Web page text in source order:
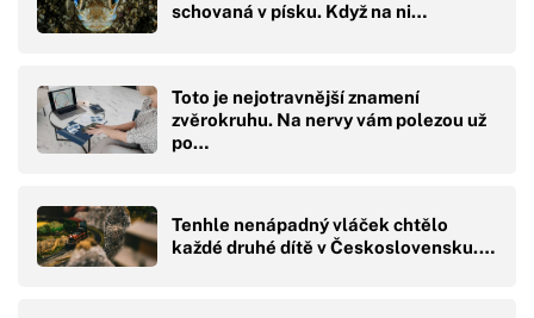
schovaná v písku. Když na ni…
Toto je nejotravnější znamení
zvěrokruhu. Na nervy vám polezou už
po…
Tenhle nenápadný vláček chtělo
každé druhé dítě v Československu.…